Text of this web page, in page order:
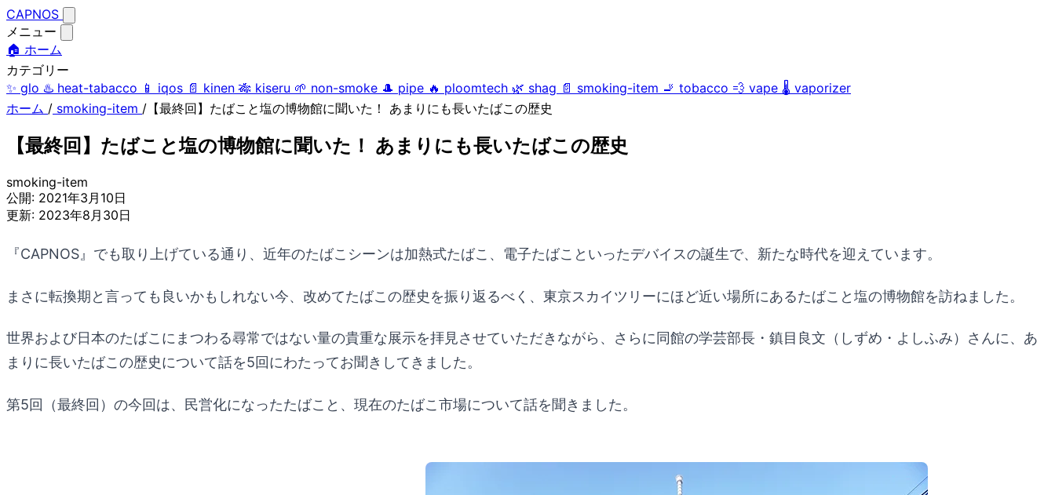
CAPNOS
メニュー
🏠 ホーム
カテゴリー
✨ glo ♨️ heat-tabacco 📱 iqos 📄 kinen 🎋 kiseru 🌱 non-smoke 🎩 pipe 🔥 ploomtech 🌿 shag 📄 smoking-item 🚬 tobacco 💨 vape 🌡️ vaporizer
ホーム / smoking-item / 【最終回】たばこと塩の博物館に聞いた！ あまりにも長いたばこの歴史
【最終回】たばこと塩の博物館に聞いた！ あまりにも長いたばこの歴史
smoking-item
公開: 2021年3月10日
更新: 2023年8月30日
『CAPNOS』でも取り上げている通り、近年のたばこシーンは加熱式たばこ、電子たばこといったデバイスの誕生で、新たな時代を迎えています。
まさに転換期と言っても良いかもしれない今、改めてたばこの歴史を振り返るべく、東京スカイツリーにほど近い場所にあるたばこと塩の博物館を訪ねました。
世界および日本のたばこにまつわる尋常ではない量の貴重な展示を拝見させていただきながら、さらに同館の学芸部長・鎮目良文（しずめ・よしふみ）さんに、あ
まりに長いたばこの歴史について話を5回にわたってお聞きしてきました。
第5回（最終回）の今回は、民営化になったたばこと、現在のたばこ市場について話を聞きました。